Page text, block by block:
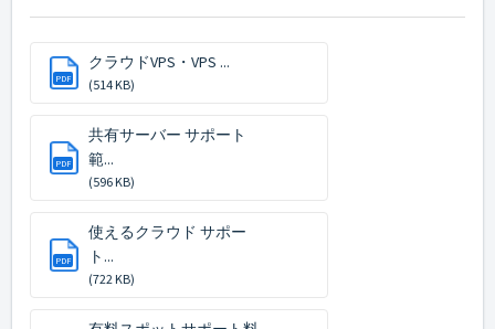
PDF
クラウドVPS・VPS ...
(514 KB)
PDF
共有サーバー サポート
範...
(596 KB)
PDF
使えるクラウド サポー
ト...
(722 KB)